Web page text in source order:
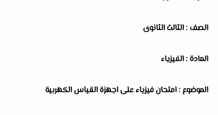
الصف : الثالث الثانوى
المادة : الفيزياء
الموضوع : امتحان فيزياء على اجهزة القياس الكهربية